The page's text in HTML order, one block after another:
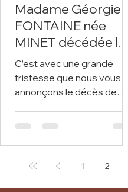
Madame Géorgie
FONTAINE née
MINET décédée le 5
août 2026 dans sa
89ème année.
C’est avec une grande
tristesse que nous vous
annonçons le décès de
FONTAINE survenu le 5
Gohelle. Nous vous invitons
à utiliser cet espace pour
1 2